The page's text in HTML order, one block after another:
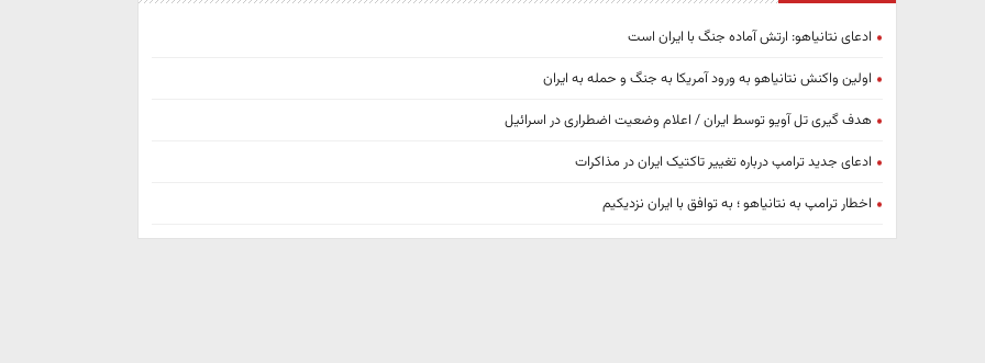
ادعای نتانیاهو: ارتش آماده جنگ با ایران است
اولین واکنش نتانیاهو به ورود آمریکا به جنگ و حمله به ایران
هدف گیری تل آویو توسط ایران / اعلام وضعیت اضطراری در اسرائیل
ادعای جدید ترامپ درباره تغییر تاکتیک ایران در مذاکرات
اخطار ترامپ به نتانیاهو ؛ به توافق با ایران نزدیکیم